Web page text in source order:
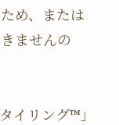
め、または
ませんの
イリング™」